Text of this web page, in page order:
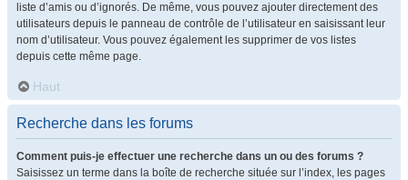
liste d’amis ou d’ignorés. De même, vous pouvez ajouter directement des
utilisateurs depuis le panneau de contrôle de l’utilisateur en saisissant leur
nom d’utilisateur. Vous pouvez également les supprimer de vos listes
depuis cette même page.
Haut
Recherche dans les forums
Comment puis-je effectuer une recherche dans un ou des forums ?
Saisissez un terme dans la boîte de recherche située sur l’index, les pages